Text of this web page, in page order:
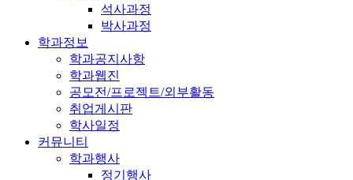
석사과정
박사과정
학과정보
학과공지사항
학과웹진
공모전/프로젝트/외부활동
취업게시판
학사일정
커뮤니티
학과행사
정기행사